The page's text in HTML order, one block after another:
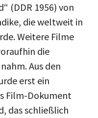
(DDR 1956) von
die weltweit in
Weitere Filme
die
Aus den
erst ein
Film-Dokument
das schließlich